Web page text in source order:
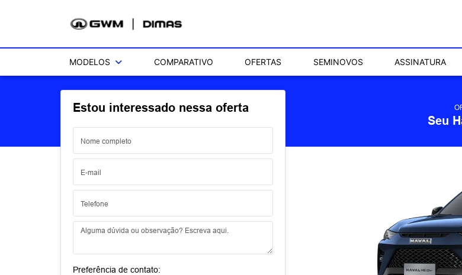
MODELOS COMPARATIVO OFERTAS SEMINOVOS ASSINATURA
Seu
Estou interessado nessa oferta
Preferência de contato: